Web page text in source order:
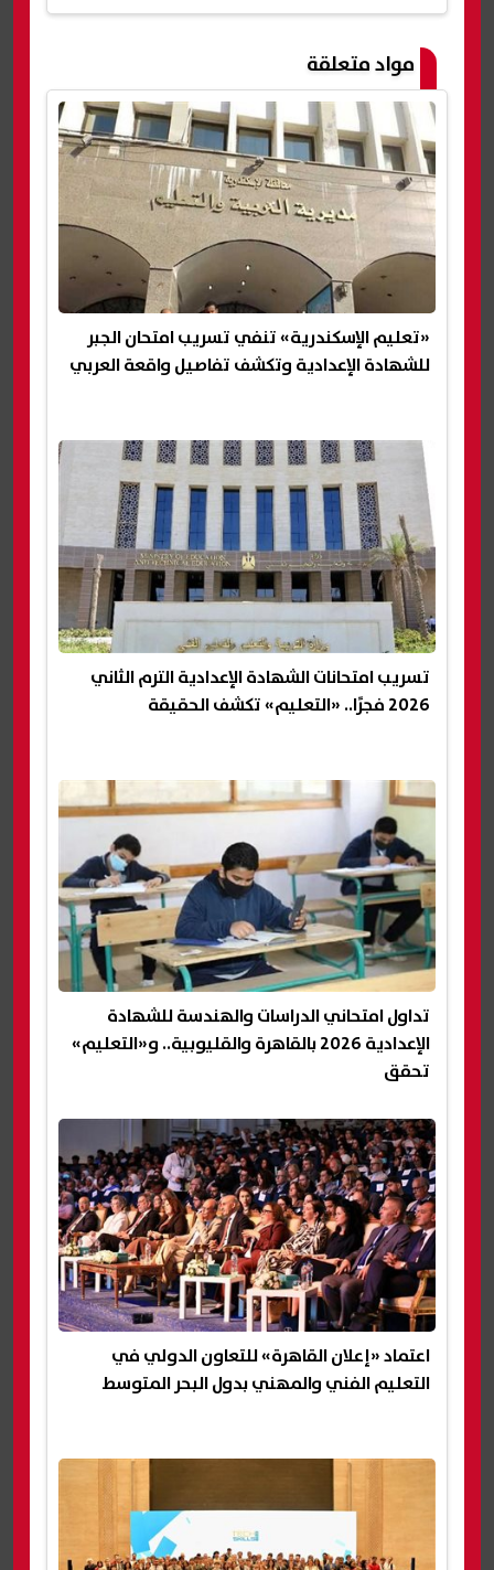
مواد متعلقة
«تعليم الإسكندرية» تنفي تسريب امتحان الجبر
للشهادة الإعدادية وتكشف تفاصيل واقعة العربي
تسريب امتحانات الشهادة الإعدادية الترم الثاني
2026 فجرًا.. «التعليم» تكشف الحقيقة
تداول امتحاني الدراسات والهندسة للشهادة
الإعدادية 2026 بالقاهرة والقليوبية.. و«التعليم»
تحقق
اعتماد «إعلان القاهرة» للتعاون الدولي في
التعليم الفني والمهني بدول البحر المتوسط